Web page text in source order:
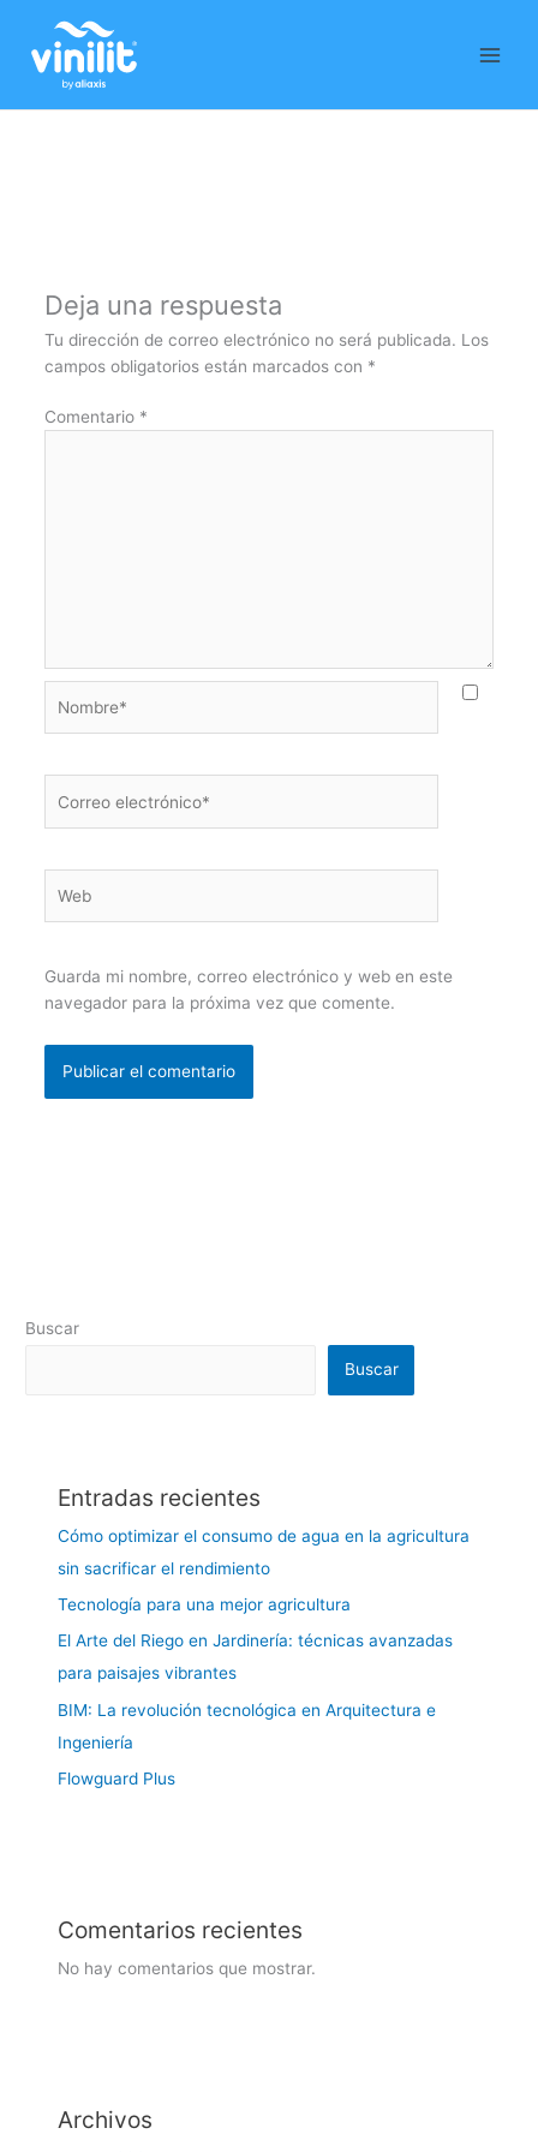
contenido
Deja una respuesta
Tu dirección de correo electrónico no será publicada. Los
campos obligatorios están marcados con *
Comentario *
electrónico*
Guarda mi nombre, correo electrónico y web en este
navegador para la próxima vez que comente.
Buscar
Buscar
Entradas recientes
Cómo optimizar el consumo de agua en la agricultura
sin sacrificar el rendimiento
Tecnología para una mejor agricultura
El Arte del Riego en Jardinería: técnicas avanzadas
para paisajes vibrantes
BIM: La revolución tecnológica en Arquitectura e
Ingeniería
Flowguard Plus
Comentarios recientes
No hay comentarios que mostrar.
Archivos